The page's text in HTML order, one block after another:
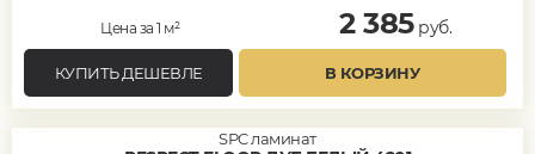
Цена за 1 м² 2 385руб.
КУПИТЬ ДЕШЕВЛЕ В КОРЗИНУ
SPC ламинат